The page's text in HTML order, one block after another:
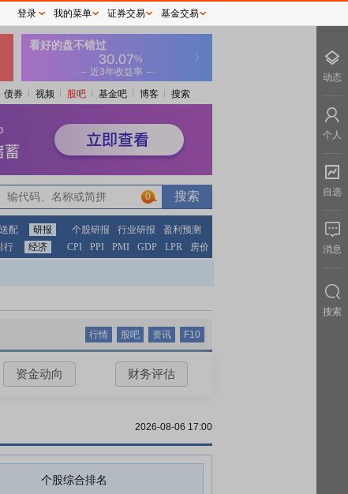
债券 视频 股吧 基金吧 博客 搜索
0
配 研报 个股研报 行业研报
盈利预测
行 经济 CPI PPI PMI GDP LPR 房价
行情 股吧 资讯 F10
资金动向 财务评估
2026-08-06 17:00
个股综合排名
登录 我的菜单 证券交易 基金交易
动态
个人
自选
消息
搜索